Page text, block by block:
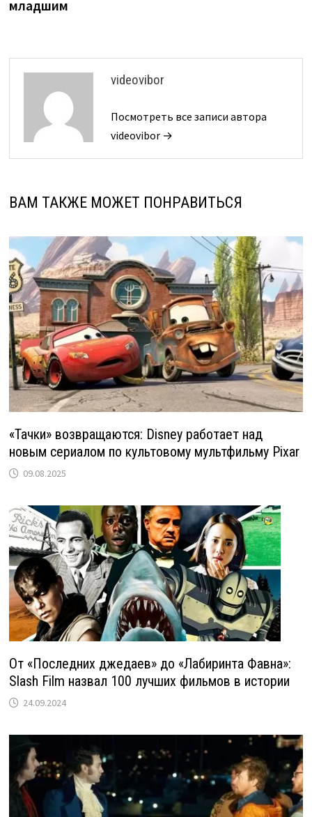
младшим
videovibor
Посмотреть все записи автора
videovibor →
ВАМ ТАКЖЕ МОЖЕТ ПОНРАВИТЬСЯ
«Тачки» возвращаются: Disney работает над
новым сериалом по культовому мультфильму Pixar
09.08.2025
От «Последних джедаев» до «Лабиринта Фавна»:
Slash Film назвал 100 лучших фильмов в истории
24.09.2024